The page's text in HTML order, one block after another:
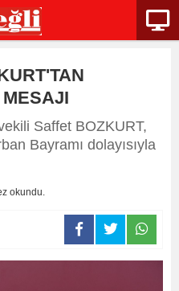
Saffet BOZKURT,
Bayramı dolayısıyla
okundu.